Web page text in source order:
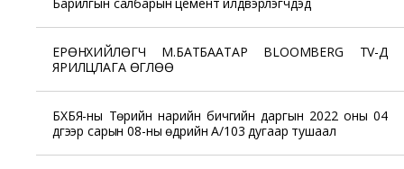
ЕРӨНХИЙЛӨГЧ М.БАТБААТАР BLOOMBERG TV-Д
ЯРИЛЦЛАГА ӨГЛӨӨ
БХБЯ-ны Төрийн нарийн бичгийн даргын 2022 оны 04
дүгээр сарын 08-ны өдрийн А/103 дугаар тушаал